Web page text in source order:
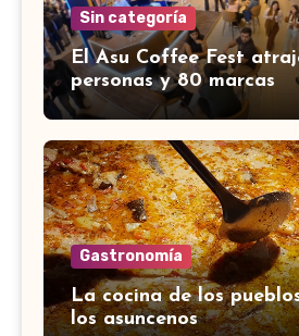
Sin categoría
El Asu Coffee Fest
personas y 80 marcas
Gastronomía
La cocina de los
los asuncenos